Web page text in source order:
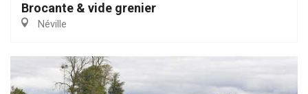
Brocante & vide grenier
Néville